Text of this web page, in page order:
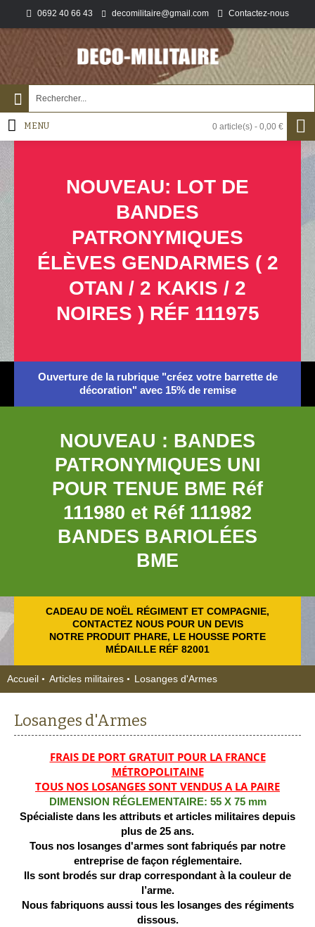
0692 40 66 43 decomilitaire@gmail.com Contactez-nous
0 article(s) - 0,00 €
MENU
NOUVEAU: LOT DE
BANDES
PATRONYMIQUES
ÉLÈVES GENDARMES ( 2
OTAN / 2 KAKIS / 2
NOIRES ) RÉF 111975
Ouverture de la rubrique "créez votre barrette de
décoration" avec 15% de remise
NOUVEAU : BANDES
PATRONYMIQUES UNI
POUR TENUE BME Réf
111980 et Réf 111982
BANDES BARIOLÉES
BME
CADEAU DE NOËL RÉGIMENT ET COMPAGNIE,
CONTACTEZ NOUS POUR UN DEVIS
NOTRE PRODUIT PHARE, LE HOUSSE PORTE
MÉDAILLE RÉF 82001
Accueil Articles militaires Losanges d'Armes
Losanges d'Armes
FRAIS DE PORT GRATUIT POUR LA FRANCE
MÉTROPOLITAINE
TOUS NOS LOSANGES SONT VENDUS A LA PAIRE
DIMENSION RÉGLEMENTAIRE: 55 X 75 mm
Spécialiste dans les attributs et articles militaires depuis
plus de 25 ans.
Tous nos losanges d'armes sont fabriqués par notre
entreprise de façon réglementaire.
Ils sont brodés sur drap correspondant à la couleur de
l’arme.
Nous fabriquons aussi tous les losanges des régiments
dissous.